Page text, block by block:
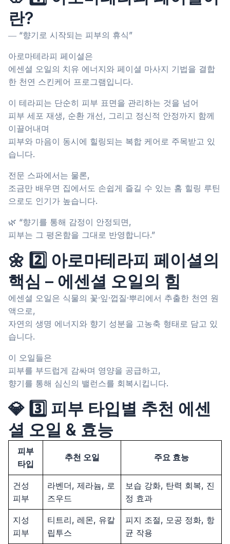
란?
― “향기로 시작되는 피부의 휴식”
아로마테라피 페이셜은
에센셜 오일의 치유 에너지와 페이셜 마사지 기법을 결합
한 천연 스킨케어 프로그램입니다.
이 테라피는 단순히 피부 표면을 관리하는 것을 넘어
피부 세포 재생, 순환 개선, 그리고 정신적 안정까지 함께
이끌어내며
피부와 마음이 동시에 힐링되는 복합 케어로 주목받고 있
습니다.
전문 스파에서는 물론,
조금만 배우면 집에서도 손쉽게 즐길 수 있는 홈 힐링 루틴
으로도 인기가 높습니다.
🌿 “향기를 통해 감정이 안정되면,
피부는 그 평온함을 그대로 반영합니다.”
🌼 2️⃣ 아로마테라피 페이셜의
핵심 – 에센셜 오일의 힘
에센셜 오일은 식물의 꽃·잎·껍질·뿌리에서 추출한 천연 원
액으로,
자연의 생명 에너지와 향기 성분을 고농축 형태로 담고 있
습니다.
이 오일들은
피부를 부드럽게 감싸며 영양을 공급하고,
향기를 통해 심신의 밸런스를 회복시킵니다.
💎 3️⃣ 피부 타입별 추천 에센
셜 오일 & 효능
피부
타입
추천 오일 주요 효능
건성
피부
라벤더, 제라늄, 로
즈우드
보습 강화, 탄력 회복, 진
정 효과
지성
피부
티트리, 레몬, 유칼
립투스
피지 조절, 모공 정화, 항
균 작용